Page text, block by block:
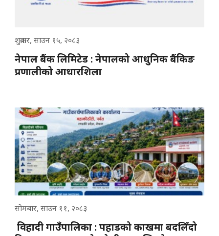
शुक्रबार, साउन १५, २०८३
नेपाल बैंक लिमिटेड : नेपालको आधुनिक बैंकिङ
प्रणालीको आधारशिला
सोमबार, साउन ११, २०८३
विहादी गाउँपालिका : पहाडको काखमा बदलिँदो